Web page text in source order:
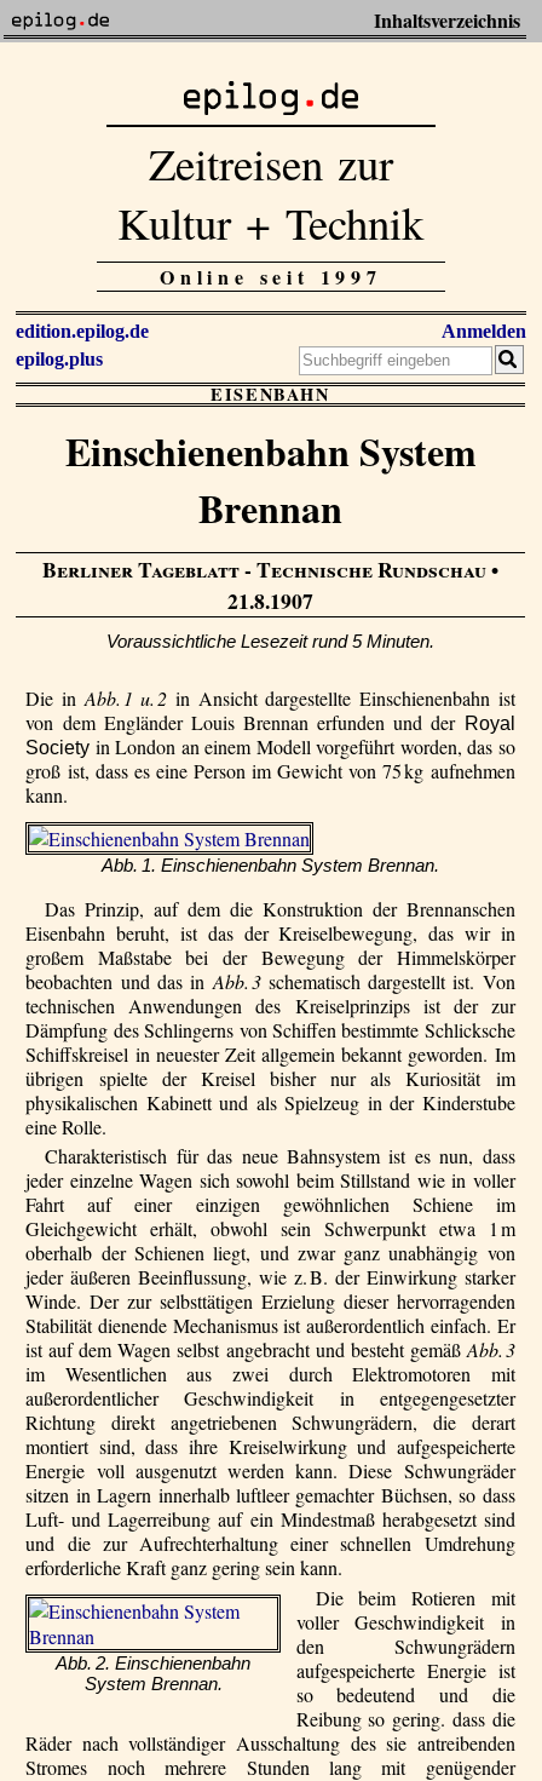
Inhaltsverzeichnis
Zeitreisen zur
Kultur + Technik
Online seit 1997
edition.epilog.de
epilog.plus
Anmelden
EISENBAHN
Einschienenbahn System
Brennan
Berliner Tageblatt - Technische Rundschau•
21.8.1907
Voraussichtliche Lesezeit rund 5 Minuten.
Die in Abb. 1 u. 2 in Ansicht dargestellte Einschienenbahn ist
von dem Engländer Louis Brennan erfunden und der Royal
Society in London an einem Modell vorgeführt worden, das so
groß ist, dass es eine Person im Gewicht von 75 kg aufnehmen
kann.
Abb. 1. Einschienenbahn System Brennan.
Das Prinzip, auf dem die Konstruktion der Brennanschen
Eisenbahn beruht, ist das der Kreiselbewegung, das wir in
großem Maßstabe bei der Bewegung der Himmelskörper
beobachten und das in Abb. 3schematisch dargestellt ist. Von
technischen Anwendungen des Kreiselprinzips ist der zur
Dämpfung des Schlingerns von Schiffen bestimmte Schlicksche
Schiffskreisel in neuester Zeit allgemein bekannt geworden. Im
übrigen spielte der Kreisel bisher nur als Kuriosität im
physikalischen Kabinett und als Spielzeug in der Kinderstube
eine Rolle.
Charakteristisch für das neue Bahnsystem ist es nun, dass
jeder einzelne Wagen sich sowohl beim Stillstand wie in voller
Fahrt auf einer einzigen gewöhnlichen Schiene im
Gleichgewicht erhält, obwohl sein Schwerpunkt etwa 1 m
oberhalb der Schienen liegt, und zwar ganz unabhängig von
jeder äußeren Beeinflussung, wie z. B. der Einwirkung starker
Winde. Der zur selbsttätigen Erzielung dieser hervorragenden
Stabilität dienende Mechanismus ist außerordentlich einfach. Er
ist auf dem Wagen selbst angebracht und besteht gemäßAbb. 3
im Wesentlichen aus zwei durch Elektromotoren mit
außerordentlicher Geschwindigkeit in entgegengesetzter
Richtung direkt angetriebenen Schwungrädern, die derart
montiert sind, dass ihre Kreiselwirkung und aufgespeicherte
Energie voll ausgenutzt werden kann. Diese Schwungräder
sitzen in Lagern innerhalb luftleer gemachter Büchsen, so dass
Luft- und Lagerreibung auf ein Mindestmaß herabgesetzt sind
und die zur Aufrechterhaltung einer schnellen Umdrehung
erforderliche Kraft ganz gering sein kann.
Abb. 2. Einschienenbahn
System Brennan.
Die beim Rotieren mit
voller Geschwindigkeit in
den Schwungrädern
aufgespeicherte Energie ist
so bedeutend und die
Reibung so gering. dass die
Räder nach vollständiger Ausschaltung des sie antreibenden
Stromes noch mehrere Stunden lang mit genügender